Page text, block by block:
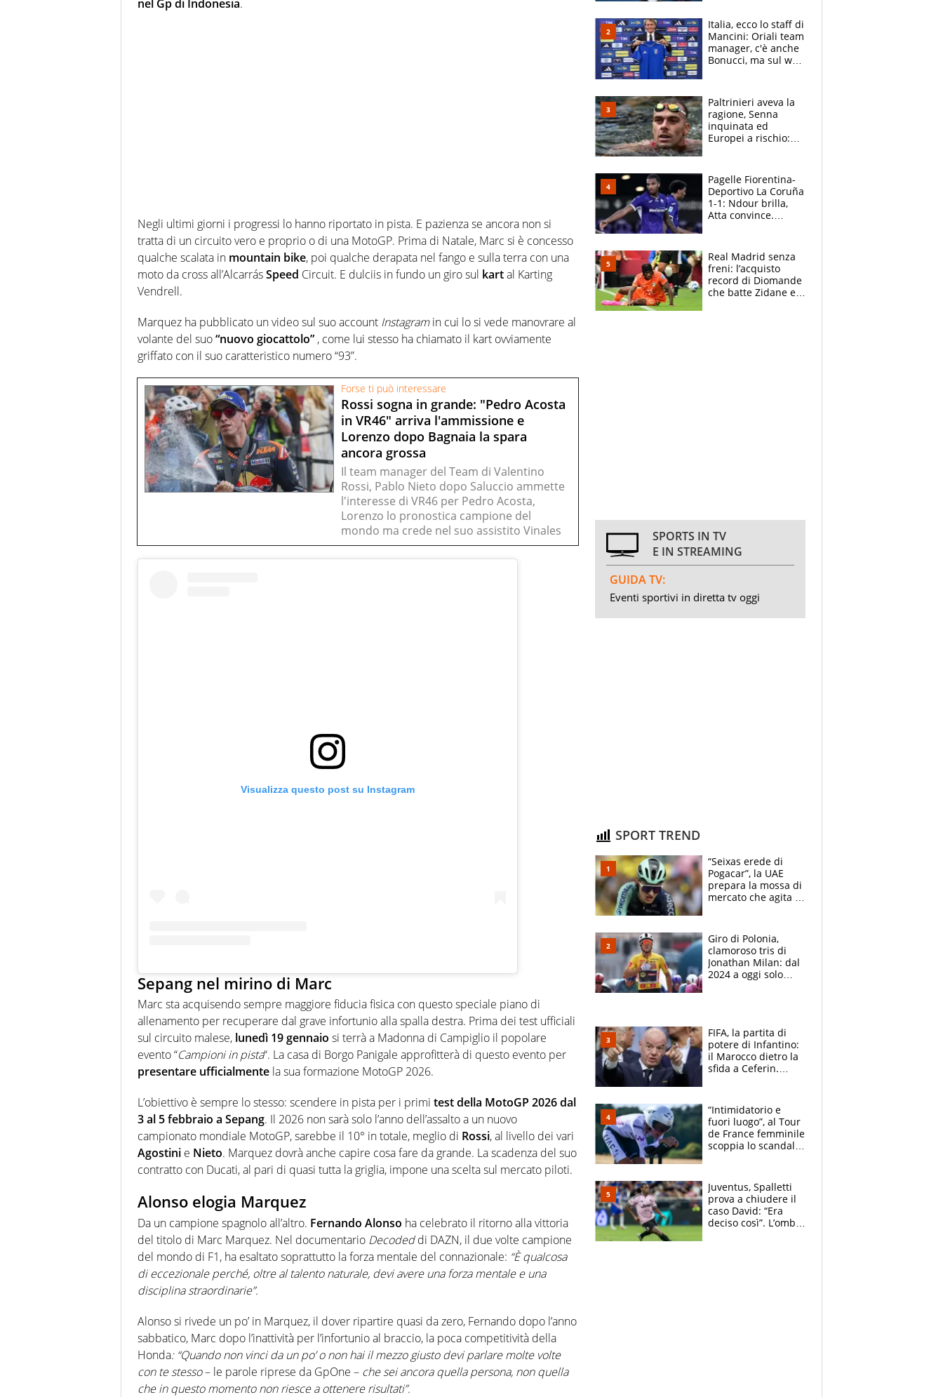
nel Gp di Indonesia.
Negli ultimi giorni i progressi lo hanno riportato in pista. E pazienza se ancora non si
tratta di un circuito vero e proprio o di una MotoGP. Prima di Natale, Marc si è concesso
qualche scalata in mountain bike, poi qualche derapata nel fango e sulla terra con una
moto da cross all’AlcarrásSpeed ​​Circuit. E dulciis in fundo un giro sul kartal Karting
Vendrell.
Marquez ha pubblicato un video sul suo account Instagramin cui lo si vede manovrare al
volante del suo“nuovo giocattolo” , come lui stesso ha chiamato il kart ovviamente
griffato con il suo caratteristico numero “93”.
Forse ti può interessare
Rossi sogna in grande: "Pedro Acosta
in VR46" arriva l'ammissione e
Lorenzo dopo Bagnaia la spara
ancora grossa
Il team manager del Team di Valentino
Rossi, Pablo Nieto dopo Saluccio ammette
l'interesse di VR46 per Pedro Acosta,
Lorenzo lo pronostica campione del
mondo ma crede nel suo assistito Vinales
Visualizza questo post su Instagram
Sepang nel mirino di Marc
Marc sta acquisendo sempre maggiore fiducia fisica con questo speciale piano di
allenamento per recuperare dal grave infortunio alla spalla destra. Prima dei test ufficiali
sul circuito malese, lunedì 19 gennaio si terrà a Madonna di Campiglio il popolare
evento “Campioni in pista“. La casa di Borgo Panigale approfitterà di questo evento per
presentare ufficialmente la sua formazione MotoGP 2026.
L’obiettivo è sempre lo stesso: scendere in pista per i primi test della MotoGP 2026 dal
3 al 5 febbraio a Sepang. Il 2026 non sarà solo l’anno dell’assalto a un nuovo
campionato mondiale MotoGP, sarebbe il 10° in totale, meglio di Rossi, al livello dei vari
Agostini e Nieto. Marquez dovrà anche capire cosa fare da grande. La scadenza del suo
contratto con Ducati, al pari di quasi tutta la griglia, impone una scelta sul mercato piloti.
Alonso elogia Marquez
Da un campione spagnolo all’altro. Fernando Alonso ha celebrato il ritorno alla vittoria
del titolo di Marc Marquez. Nel documentario Decodeddi DAZN, il due volte campione
del mondo di F1, ha esaltato soprattutto la forza mentale del connazionale: “È qualcosa
di eccezionale perché, oltre al talento naturale, devi avere una forza mentale e una
disciplina straordinarie”.
Alonso si rivede un po’ in Marquez, il dover ripartire quasi da zero, Fernando dopo l’anno
sabbatico, Marc dopo l’inattività per l’infortunio al braccio, la poca competitività della
Honda: “Quando non vinci da un po’ o non hai il mezzo giusto devi parlare molte volte
con te stesso– le parole riprese da GpOne – che sei ancora quella persona, non quella
che in questo momento non riesce a ottenere risultati”.
felice del mio livello"
Italia, ecco lo staff di
Mancini: Oriali team
manager, c'è anche
Bonucci, ma sul web
Paltrinieri aveva la
ragione, Senna
inquinata ed
Europei a rischio:
adesso
Pagelle Fiorentina-
Deportivo La Coruña
1-1: Ndour brilla,
Atta convince.
Real Madrid senza
freni: l’acquisto
record di Diomande
che batte Zidane e
SPORTS IN TV
E IN STREAMING
GUIDA TV:
Eventi sportivi in diretta tv oggi
SPORT TREND
“Seixas erede di
Pogacar”, la UAE
prepara la mossa di
mercato che agita la
a Burgos
Giro di Polonia,
clamoroso tris di
Jonathan Milan: dal
2024 a oggi solo
FIFA, la partita di
potere di Infantino:
il Marocco dietro la
sfida a Ceferin.
squadre, l’ira di Figo
“Intimidatorio e
fuori luogo”, al Tour
de France femminile
scoppia lo scandalo:
atlete
Juventus, Spalletti
prova a chiudere il
caso David: “Era
deciso così”. L’ombra